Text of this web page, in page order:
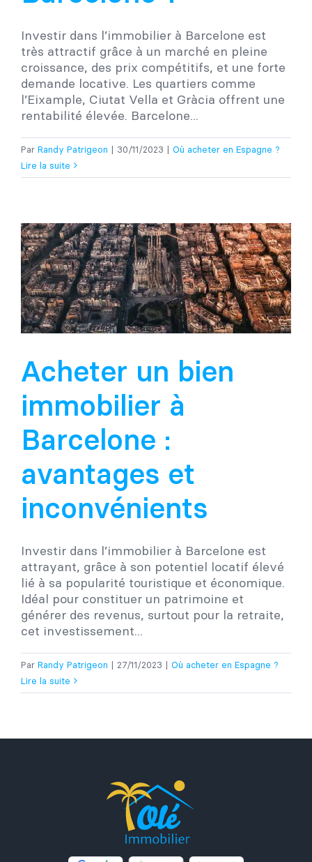
Investir dans l’immobilier à Barcelone est
très attractif grâce à un marché en pleine
croissance, des prix compétitifs, et une forte
demande locative. Les quartiers comme
l’Eixample, Ciutat Vella et Gràcia offrent une
rentabilité élevée. Barcelone...
Par Randy Patrigeon | 30/11/2023 | Où acheter en Espagne ?
Lire la suite
Acheter un bien
immobilier à
Barcelone :
avantages et
inconvénients
Investir dans l’immobilier à Barcelone est
attrayant, grâce à son potentiel locatif élevé
lié à sa popularité touristique et économique.
Idéal pour constituer un patrimoine et
générer des revenus, surtout pour la retraite,
cet investissement...
Par Randy Patrigeon | 27/11/2023 | Où acheter en Espagne ?
Lire la suite